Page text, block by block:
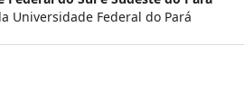
Universidade Federal do Pará